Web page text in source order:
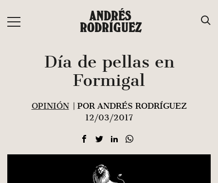
contenido
ANDRÉS
RODRÍGUEZ
Día de pellas en
Formigal
OPINIÓN
| POR ANDRÉS RODRÍGUEZ
12/03/2017